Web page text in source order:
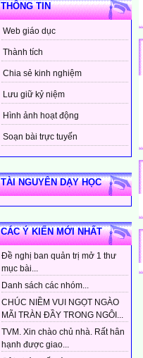
THÔNG TIN
Web giáo dục
Thành tích
Chia sẻ kinh nghiệm
Lưu giữ kỷ niệm
Hình ảnh hoạt động
Soạn bài trực tuyến
TÀI NGUYÊN DẠY HỌC
CÁC Ý KIẾN MỚI NHẤT
Đề nghị ban quản trị mở 1 thư
mục bài...
Danh sách các nhóm...
CHÚC NIỀM VUI NGỌT NGÀO
MÃI TRÀN ĐẦY TRONG NGÔI...
TVM. Xin chào chủ nhà. Rất hân
hạnh được giao...